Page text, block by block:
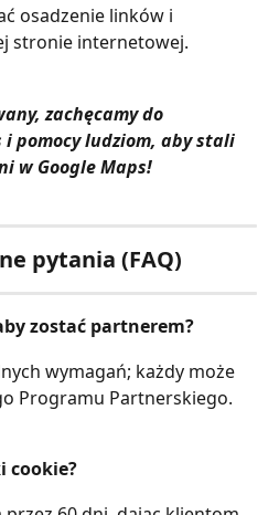
osadzenie linków i
stronie internetowej.
zachęcamy do
i pomocy ludziom, aby stali
w Google Maps!
pytania (FAQ)
zostać partnerem?
wymagań; każdy może
Programu Partnerskiego.
cookie?